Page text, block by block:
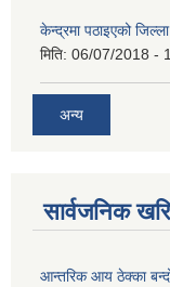
केन्द्रमा पठाइएको
मिति: 06/07/2018 -
अन्य
सार्वजनिक
आन्तरिक आय ठेक्का